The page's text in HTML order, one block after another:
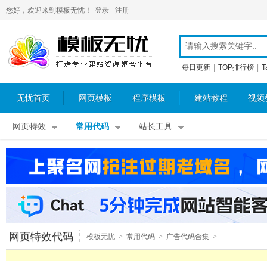
您好，欢迎来到模板无忧！ 登录 注册
每日更新 TOP排行榜
无忧首页 网页模板 程序模板 建站教程 视频
网页特效 常用代码 站长工具
网页特效代码 模板无忧 > 常用代码 > 广告代码合集 >